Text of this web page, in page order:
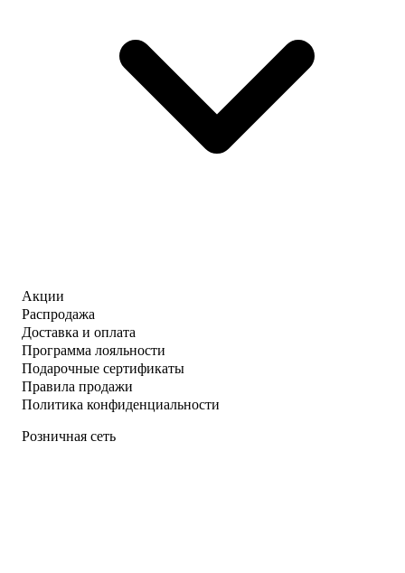
Акции
Распродажа
Доставка и оплата
Программа лояльности
Подарочные сертификаты
Правила продажи
Политика конфиденциальности
Розничная сеть